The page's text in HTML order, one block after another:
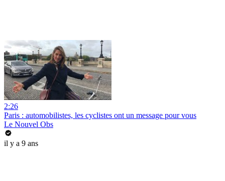
2:26
Paris : automobilistes, les cyclistes ont un message pour vous
Le Nouvel Obs
il y a 9 ans